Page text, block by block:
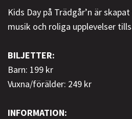
Kids Day på Trädgår’n är
musik och roliga upplevelser
BILJETTER:
Barn: 199 kr
Vuxna/förälder: 249 kr
INFORMATION: